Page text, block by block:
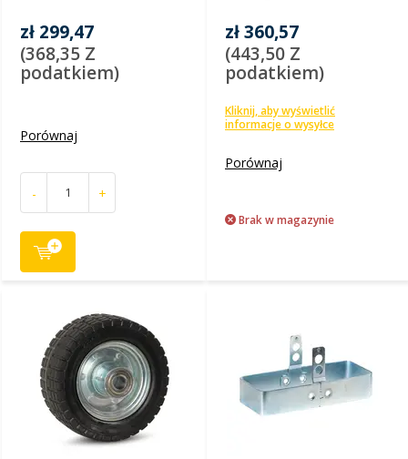
zł 299,47
(368,35 Z
podatkiem)
Porównaj
- +
zł 360,57
(443,50 Z
podatkiem)
Kliknij, aby wyświetlić
informacje o wysyłce
Porównaj
Brak w magazynie